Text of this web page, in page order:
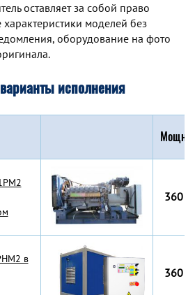
оставляет за собой право
характеристики моделей без
оборудование на фото
исполнения
360
в
360